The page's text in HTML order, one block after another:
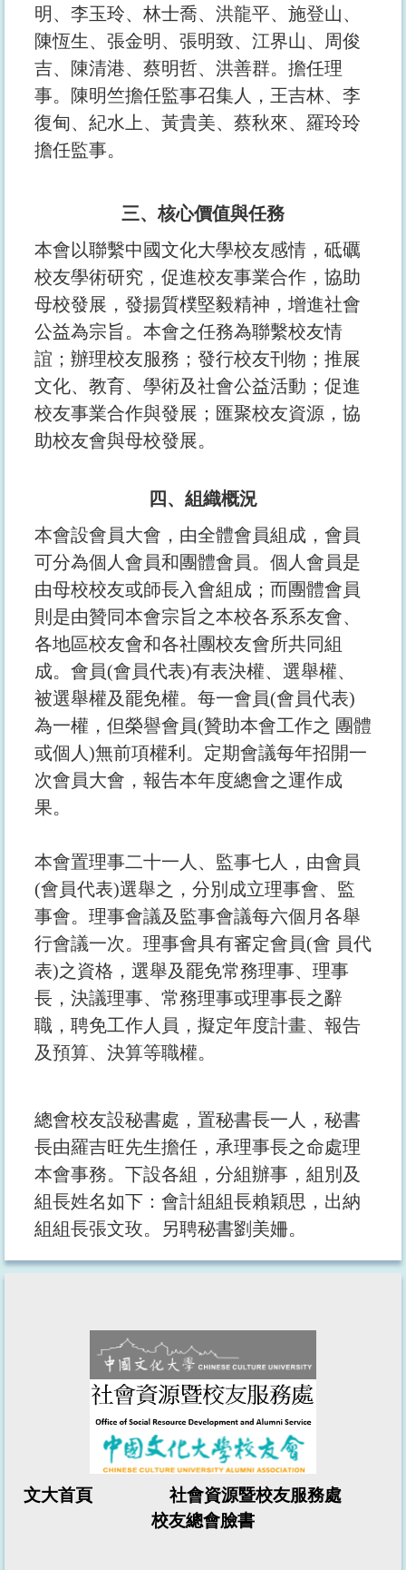
明、李玉玲、林士喬、洪龍平、施登山、
陳恆生、張金明、張明致、江界山、周俊
吉、陳清港、蔡明哲、洪善群。擔任理
事。陳明竺擔任監事召集人，王吉林、李
復甸、紀水上、黃貴美、蔡秋來、羅玲玲
擔任監事。
三、核心價值與任務
本會以聯繫中國文化大學校友感情，砥礪
校友學術研究，促進校友事業合作，協助
母校發展，發揚質樸堅毅精神，增進社會
公益為宗旨。本會之任務為聯繫校友情
誼；辦理校友服務；發行校友刊物；推展
文化、教育、學術及社會公益活動；促進
校友事業合作與發展；匯聚校友資源，協
助校友會與母校發展。
四、組織概況
本會設會員大會，由全體會員組成，會員
可分為個人會員和團體會員。個人會員是
由母校校友或師長入會組成；而團體會員
則是由贊同本會宗旨之本校各系系友會、
各地區校友會和各社團校友會所共同組
成。會員(會員代表)有表決權、選舉權、
被選舉權及罷免權。每一會員(會員代表)
為一權，但榮譽會員(贊助本會工作之 團體
或個人)無前項權利。定期會議每年招開一
次會員大會，報告本年度總會之運作成
果。
本會置理事二十一人、監事七人，由會員
(會員代表)選舉之，分別成立理事會、監
事會。理事會議及監事會議每六個月各舉
行會議一次。理事會具有審定會員(會 員代
表)之資格，選舉及罷免常務理事、理事
長，決議理事、常務理事或理事長之辭
職，聘免工作人員，擬定年度計畫、報告
及預算、決算等職權。
總會校友設秘書處，置秘書長一人，秘書
長由羅吉旺先生擔任，承理事長之命處理
本會事務。下設各組，分組辦事，組別及
組長姓名如下：會計組組長賴穎思，出納
組組長張文玫。另聘秘書劉美姍。
文大首頁 社會資源暨校友服務處
校友總會臉書